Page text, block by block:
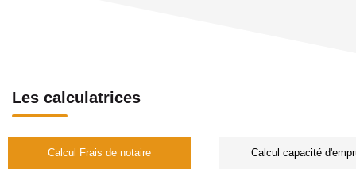
Les calculatrices
Calcul Frais de notaire Calcul capacité